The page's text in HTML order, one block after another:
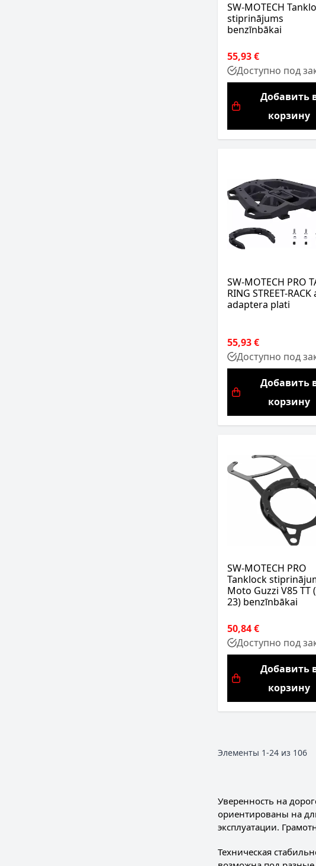
SW-MOTECH
stiprinājums
benzīnbākai
55,93 €
Доступно под
Добавить
корзину
SW-MOTECH PRO
RING STREET-RACK
adaptera plati
55,93 €
Доступно под
Добавить
корзину
SW-MOTECH PRO
Tanklock
Moto Guzzi V85 TT
23) benzīnbākai
50,84 €
Доступно под
Добавить
корзину
Элементы 1-24 из 106
Уверенность на
ориентированы на
эксплуатации.
Техническая